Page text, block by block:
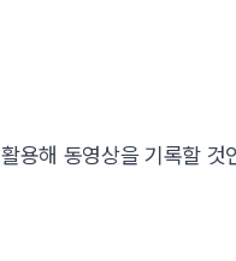
용해 동영상을 기록할 것